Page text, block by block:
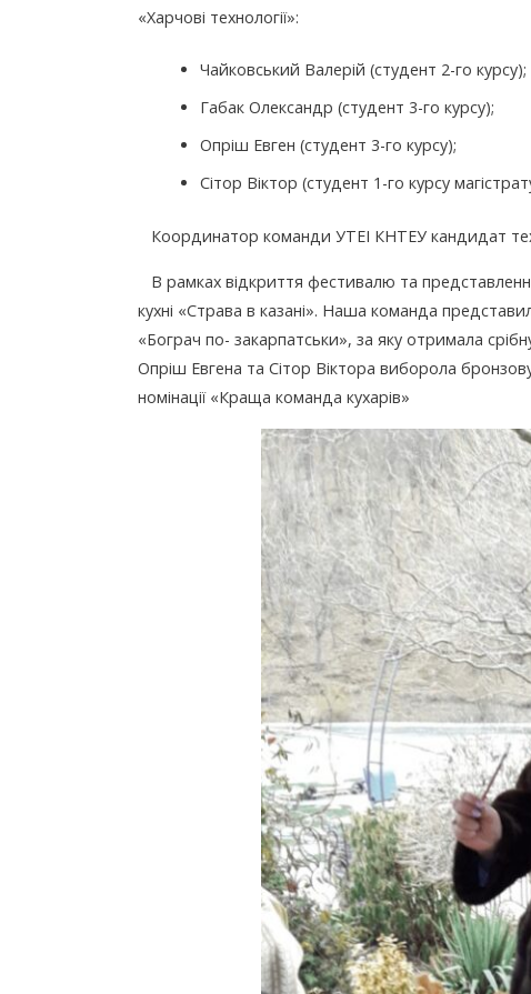
«Харчові технології»:
Чайковський Валерій (студент 2-го курсу);
Габак Олександр (студент 3-го курсу);
Опріш Евген (студент 3-го курсу);
Сітор Віктор (студент 1-го курсу
Координатор команди УТЕІ КНТЕУ кандидат
В рамках відкриття фестивалю та
кухні «Страва в казані». Наша команда
«Бограч по- закарпатськи», за яку отримала
Опріш Евгена та Сітор Віктора виборола
номінації «Краща команда кухарів»